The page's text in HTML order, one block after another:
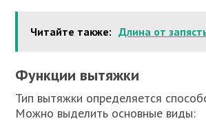
Читайте также: Длина от
Функции вытяжки
Тип вытяжки определяется
Можно выделить основные виды: